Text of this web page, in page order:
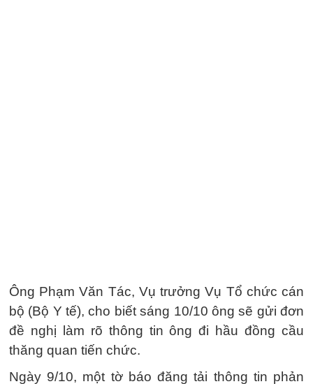
Ông Phạm Văn Tác, Vụ trưởng Vụ Tổ chức cán
bộ (Bộ Y tế), cho biết sáng 10/10 ông sẽ gửi đơn
đề nghị làm rõ thông tin ông đi hầu đồng cầu
thăng quan tiến chức.
Ngày 9/10, một tờ báo đăng tải thông tin phản